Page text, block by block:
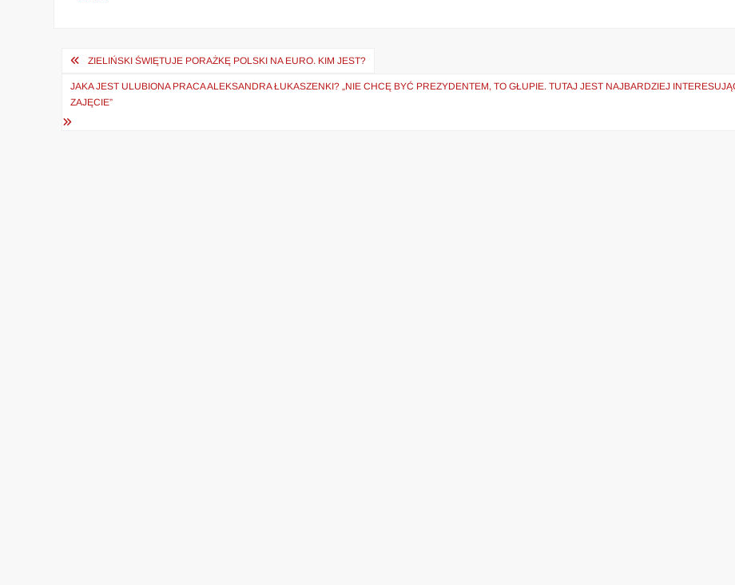
Nawigacja
wpisu
ZIELIŃSKI ŚWIĘTUJE PORAŻKĘ POLSKI NA EURO. KIM JEST?
JAKA JEST ULUBIONA PRACA ALEKSANDRA ŁUKASZENKI? „NIE CHCĘ BYĆ PREZYDENTEM, TO GŁUPIE. TUTAJ JEST NAJBARDZIEJ
ZAJĘCIE”